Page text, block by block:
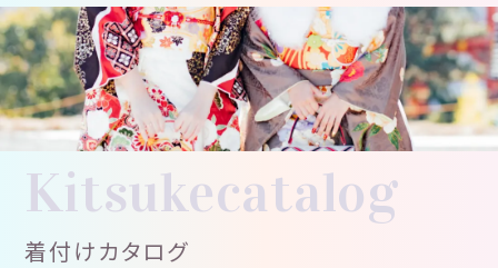
Kitsukecatalog
着付けカタログ